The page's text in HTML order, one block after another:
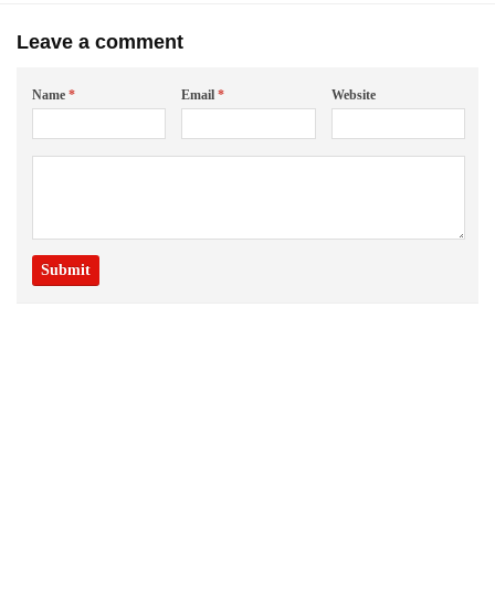
Leave a comment
Name * Email* Website